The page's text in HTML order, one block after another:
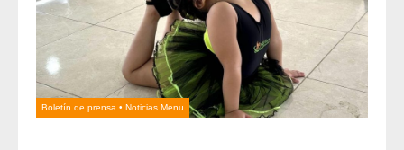
Boletín de prensa • Noticias Menu